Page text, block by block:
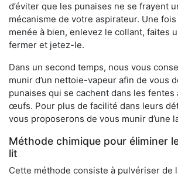
d’éviter que les punaises ne se frayent
mécanisme de votre aspirateur. Une
menée à bien, enlevez le collant, faites
fermer et jetez-le.
Dans un second temps, nous vous
munir d’un nettoie-vapeur afin de vous
punaises qui se cachent dans les fentes
œufs. Pour plus de facilité dans leurs
vous proposerons de vous munir d’une
Méthode chimique pour éliminer
lit
Cette méthode consiste à pulvériser de